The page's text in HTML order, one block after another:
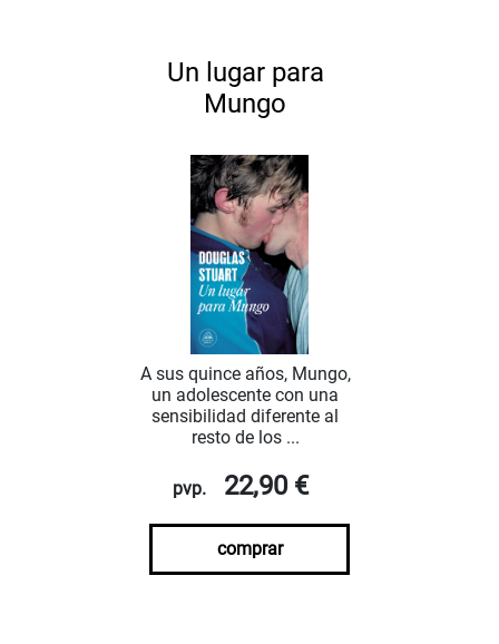
Un lugar para
Mungo
A sus quince años, Mungo,
un adolescente con una
sensibilidad diferente al
resto de los ...
pvp. 22,90 €
comprar